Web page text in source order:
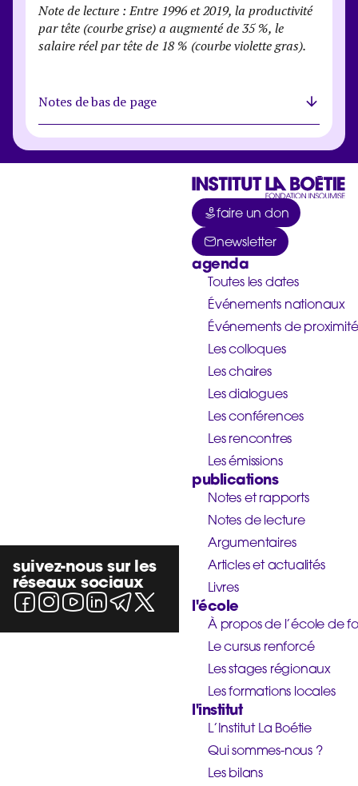
Note de lecture : Entre 1996 et 2019, la productivité
par tête (courbe grise) a augmenté de 35 %, le
salaire réel par tête de 18 % (courbe violette gras).
Notes de bas de page
suivez-nous sur les
réseaux sociaux
faire un don
newsletter
agenda
Toutes les dates
Événements nationaux
Événements de proximité
Les colloques
Les chaires
Les dialogues
Les conférences
Les rencontres
Les émissions
publications
Notes et rapports
Notes de lecture
Argumentaires
Articles et actualités
Livres
l'école
À propos de l’école de
Le cursus renforcé
Les stages régionaux
Les formations locales
l'institut
L’Institut La Boétie
Qui sommes-nous ?
Les bilans